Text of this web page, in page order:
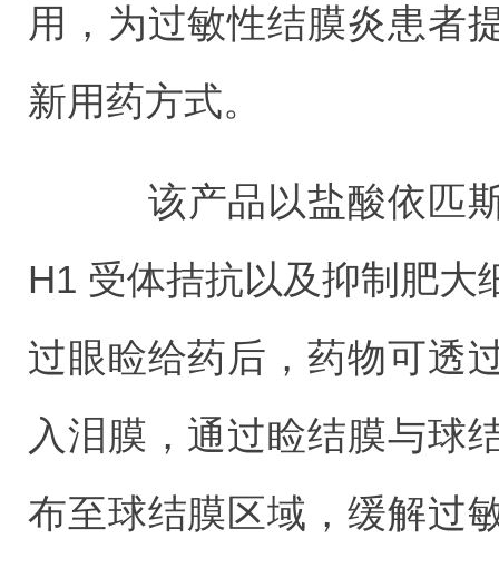
用，为过敏性结膜炎患者
新用药方式。
该产品以盐酸依匹斯
H1 受体拮抗以及抑制肥大
过眼睑给药后，药物可透
入泪膜，通过睑结膜与球
布至球结膜区域，缓解过